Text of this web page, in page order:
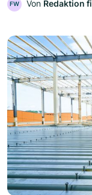
FW Von Redaktion